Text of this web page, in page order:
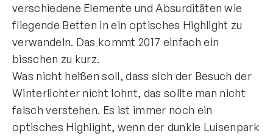
verschiedene Elemente und Absurditäten wie
fliegende Betten in ein optisches Highlight zu
verwandeln. Das kommt 2017 einfach ein
bisschen zu kurz.
Was nicht heißen soll, dass sich der Besuch der
Winterlichter nicht lohnt, das sollte man nicht
falsch verstehen. Es ist immer noch ein
optisches Highlight, wenn der dunkle Luisenpark